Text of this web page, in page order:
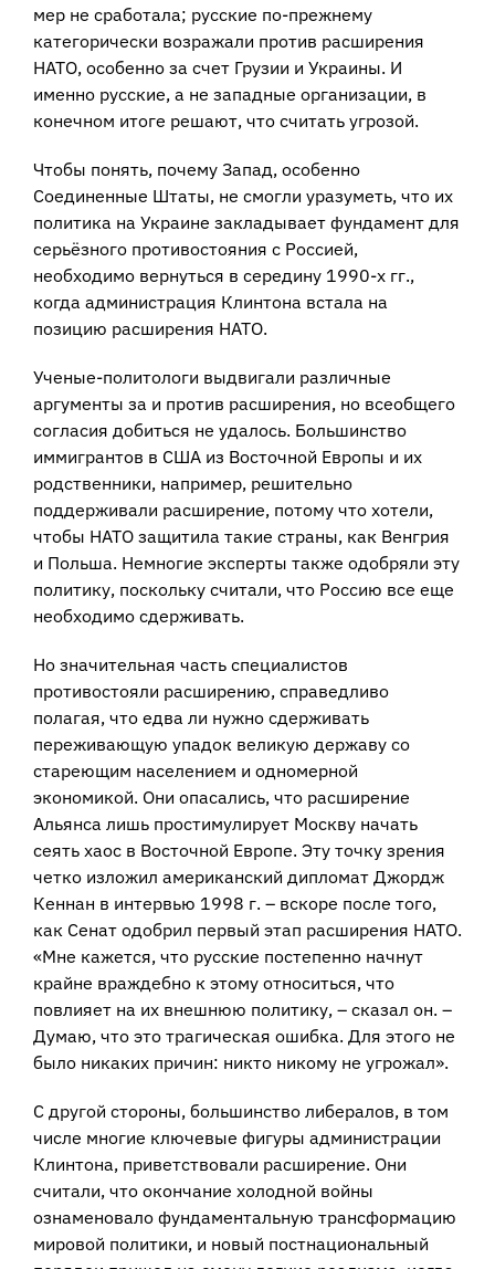
мер не сработала; русские по-прежнему
категорически возражали против расширения
НАТО, особенно за счет Грузии и Украины. И
именно русские, а не западные организации, в
конечном итоге решают, что считать угрозой.
Чтобы понять, почему Запад, особенно
Соединенные Штаты, не смогли уразуметь, что их
политика на Украине закладывает фундамент для
серьёзного противостояния с Россией,
необходимо вернуться в середину 1990-х гг.,
когда администрация Клинтона встала на
позицию расширения НАТО.
Ученые-политологи выдвигали различные
аргументы за и против расширения, но всеобщего
согласия добиться не удалось. Большинство
иммигрантов в США из Восточной Европы и их
родственники, например, решительно
поддерживали расширение, потому что хотели,
чтобы НАТО защитила такие страны, как Венгрия
и Польша. Немногие эксперты также одобряли эту
политику, поскольку считали, что Россию все еще
необходимо сдерживать.
Но значительная часть специалистов
противостояли расширению, справедливо
полагая, что едва ли нужно сдерживать
переживающую упадок великую державу со
стареющим населением и одномерной
экономикой. Они опасались, что расширение
Альянса лишь простимулирует Москву начать
сеять хаос в Восточной Европе. Эту точку зрения
четко изложил американский дипломат Джордж
Кеннан в интервью 1998 г. – вскоре после того,
как Сенат одобрил первый этап расширения НАТО.
«Мне кажется, что русские постепенно начнут
крайне враждебно к этому относиться, что
повлияет на их внешнюю политику, – сказал он. –
Думаю, что это трагическая ошибка. Для этого не
было никаких причин: никто никому не угрожал».
С другой стороны, большинство либералов, в том
числе многие ключевые фигуры администрации
Клинтона, приветствовали расширение. Они
считали, что окончание холодной войны
ознаменовало фундаментальную трансформацию
мировой политики, и новый постнациональный